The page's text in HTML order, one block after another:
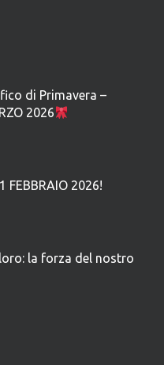
di Primavera –
2026
FEBBRAIO 2026!
la forza del nostro